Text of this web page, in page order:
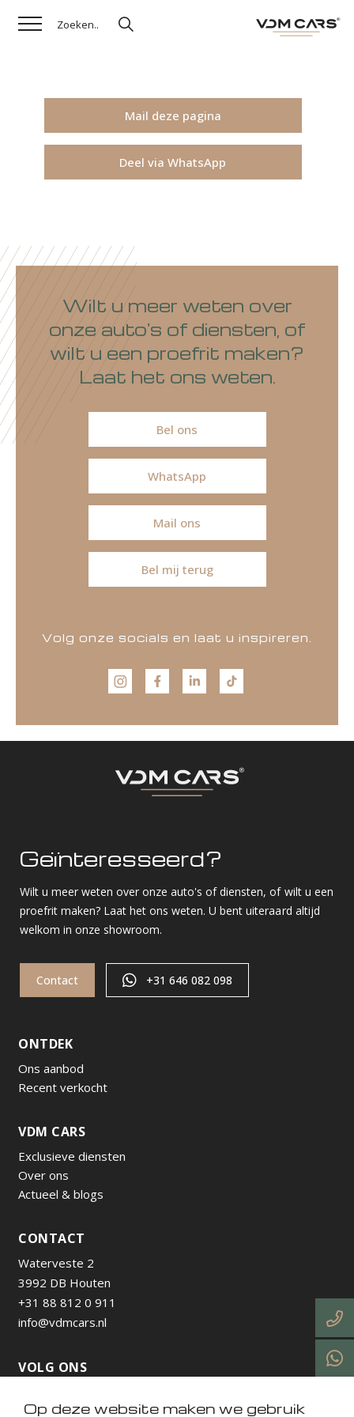
Mail deze pagina
Deel via WhatsApp
Wilt u meer weten over
onze auto's of diensten, of
wilt u een proefrit maken?
Laat het ons weten.
Bel ons
WhatsApp
Mail ons
Bel mij terug
Volg onze socials en laat u inspireren.
Geïnteresseerd?
Wilt u meer weten over onze auto's of diensten, of wilt u een
proefrit maken? Laat het ons weten. U bent uiteraard altijd
welkom in onze showroom.
Contact +31 646 082 098
ONTDEK
Ons aanbod
Recent verkocht
VDM CARS
Exclusieve diensten
Over ons
Actueel & blogs
CONTACT
Waterveste 2
3992 DB Houten
+31 88 812 0 911
info@vdmcars.nl
VOLG ONS
Op deze website maken we gebruik